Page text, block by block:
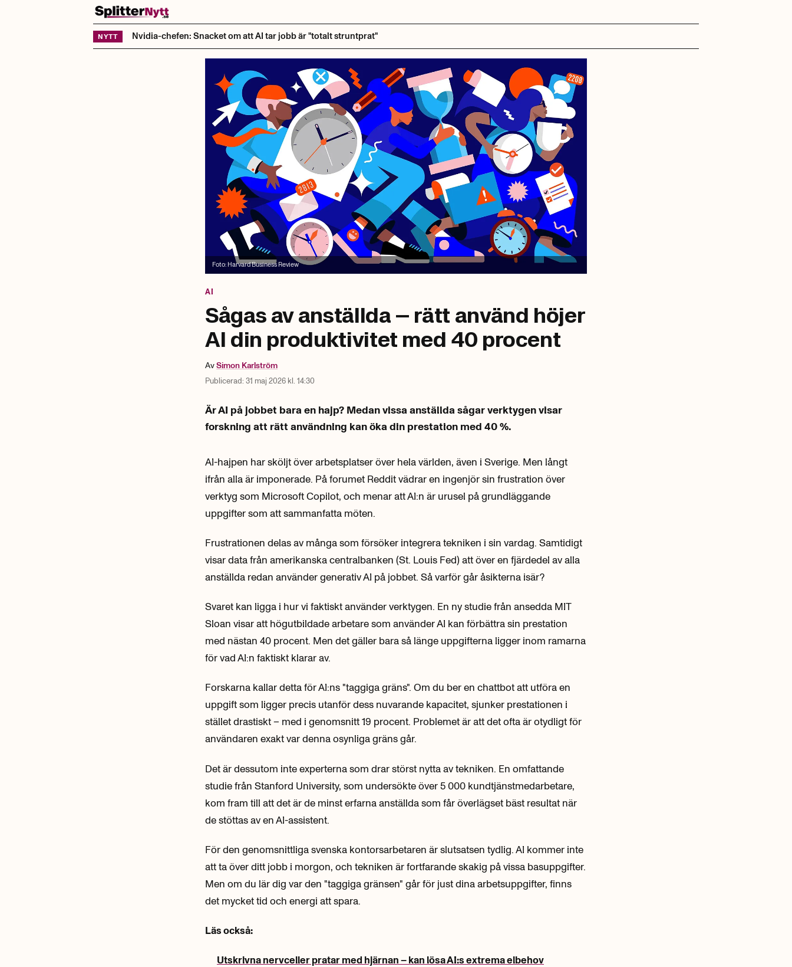
NYTT Nvidia-chefen: Snacket om att AI tar jobb är "totalt struntprat"
Foto: Harvard Business Review
AI
Sågas av anställda – rätt använd höjer
AI din produktivitet med 40 procent
AvSimon Karlström
Publicerad: 31 maj 2026 kl. 14:30
Är AI på jobbet bara en hajp? Medan vissa anställda sågar verktygen visar
forskning att rätt användning kan öka din prestation med 40 %.
AI-hajpen har sköljt över arbetsplatser över hela världen, även i Sverige. Men långt
ifrån alla är imponerade. På forumet Reddit vädrar en ingenjör sin frustration över
verktyg som Microsoft Copilot, och menar att AI:n är urusel på grundläggande
uppgifter som att sammanfatta möten.
Frustrationen delas av många som försöker integrera tekniken i sin vardag. Samtidigt
visar data från amerikanska centralbanken (St. Louis Fed) att över en fjärdedel av alla
anställda redan använder generativ AI på jobbet. Så varför går åsikterna isär?
Svaret kan ligga i hur vi faktiskt använder verktygen. En ny studie från ansedda MIT
Sloan visar att högutbildade arbetare som använder AI kan förbättra sin prestation
med nästan 40 procent. Men det gäller bara så länge uppgifterna ligger inom ramarna
för vad AI:n faktiskt klarar av.
Forskarna kallar detta för AI:ns "taggiga gräns". Om du ber en chattbot att utföra en
uppgift som ligger precis utanför dess nuvarande kapacitet, sjunker prestationen i
stället drastiskt – med i genomsnitt 19 procent. Problemet är att det ofta är otydligt för
användaren exakt var denna osynliga gräns går.
Det är dessutom inte experterna som drar störst nytta av tekniken. En omfattande
studie från Stanford University, som undersökte över 5 000 kundtjänstmedarbetare,
kom fram till att det är de minst erfarna anställda som får överlägset bäst resultat när
de stöttas av en AI-assistent.
För den genomsnittliga svenska kontorsarbetaren är slutsatsen tydlig. AI kommer inte
att ta över ditt jobb i morgon, och tekniken är fortfarande skakig på vissa basuppgifter.
Men om du lär dig var den "taggiga gränsen" går för just dina arbetsuppgifter, finns
det mycket tid och energi att spara.
Läs också:
Utskrivna nervceller pratar med hjärnan – kan lösa AI:s extrema elbehov